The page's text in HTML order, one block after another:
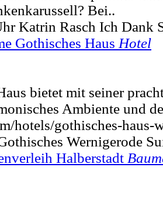
Bei..
Katrin Rasch Ich Dank
Gothisches Haus Hotel
bietet mit seiner
Ambiente und
hotels/gothisches-haus-
Wernigerode
Halberstadt